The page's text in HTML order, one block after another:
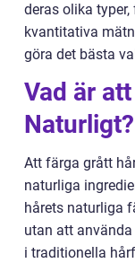
deras olika
kvantitativa
göra det bästa
Vad är
Naturligt?
Att färga grått
naturliga
hårets naturliga
utan att
i traditionella